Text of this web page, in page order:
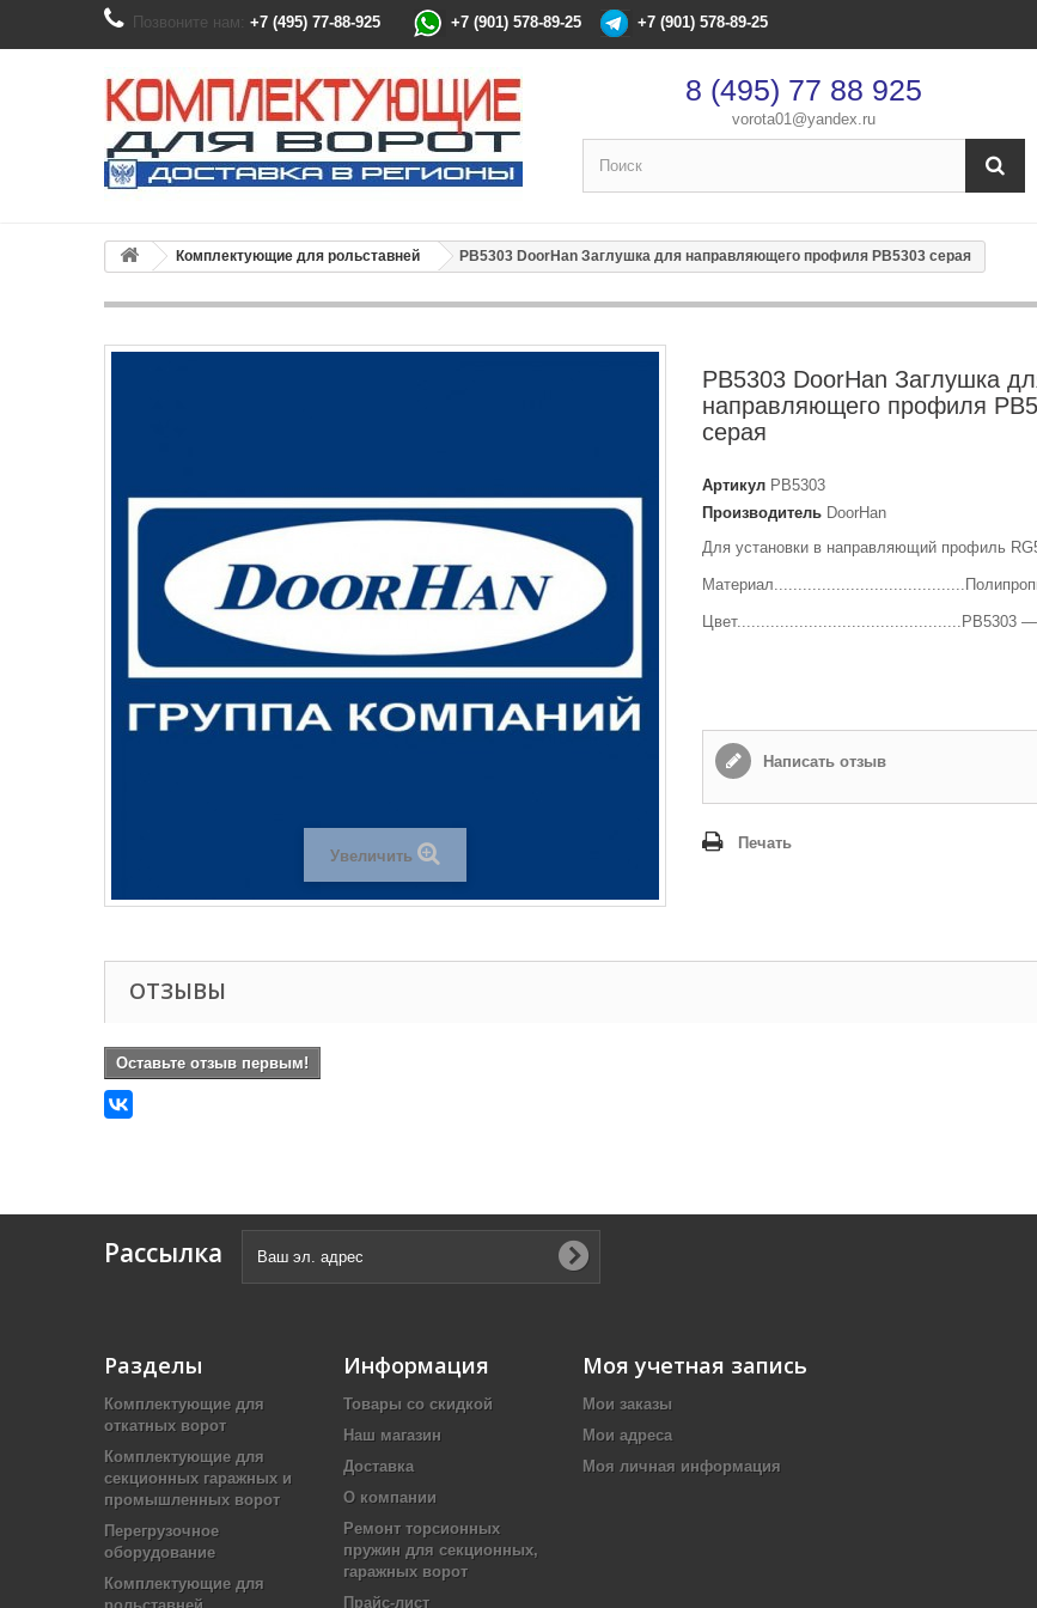
Позвоните нам: +7 (495) 77-88-925 +7 (901) 578-89-25 +7 (901) 578-89-25
8 (495) 77 88 925
vorota01@yandex.ru
Комплектующие для рольставней PB5303 DoorHan Заглушка для направляющего профиля PB5303 серая
Увеличить
PB5303 DoorHan Заглушка
направляющего профиля
серая
Артикул PB5303
Производитель DoorHan
Для установки в направляющий профиль
Цвет...............................................PB5303 —
Написать отзыв
Печать
ОТЗЫВЫ
Оставьте отзыв первым!
Рассылка
Разделы
Комплектующие для
откатных ворот
Комплектующие для
секционных гаражных и
промышленных ворот
Перегрузочное
оборудование
Комплектующие для
Информация
Товары со скидкой
Наш магазин
Доставка
О компании
Ремонт торсионных
пружин для секционных,
гаражных ворот
Прайс-лист
Моя учетная запись
Мои заказы
Мои адреса
Моя личная информация
Способ доставки *
Самовывоз
Время доставки: стоимость доставки по тарифам СДЭК
Адрес если нужен